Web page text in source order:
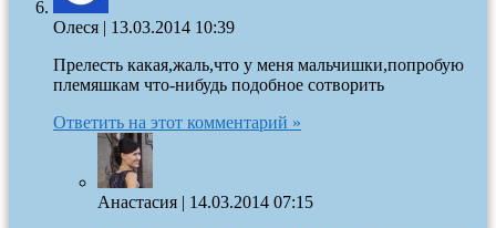
Олеся | 13.03.2014 10:39
Прелесть какая,жаль,что у меня мальчишки,попробую
племяшкам что-нибудь подобное сотворить
Ответить на этот комментарий »
Анастасия | 14.03.2014 07:15